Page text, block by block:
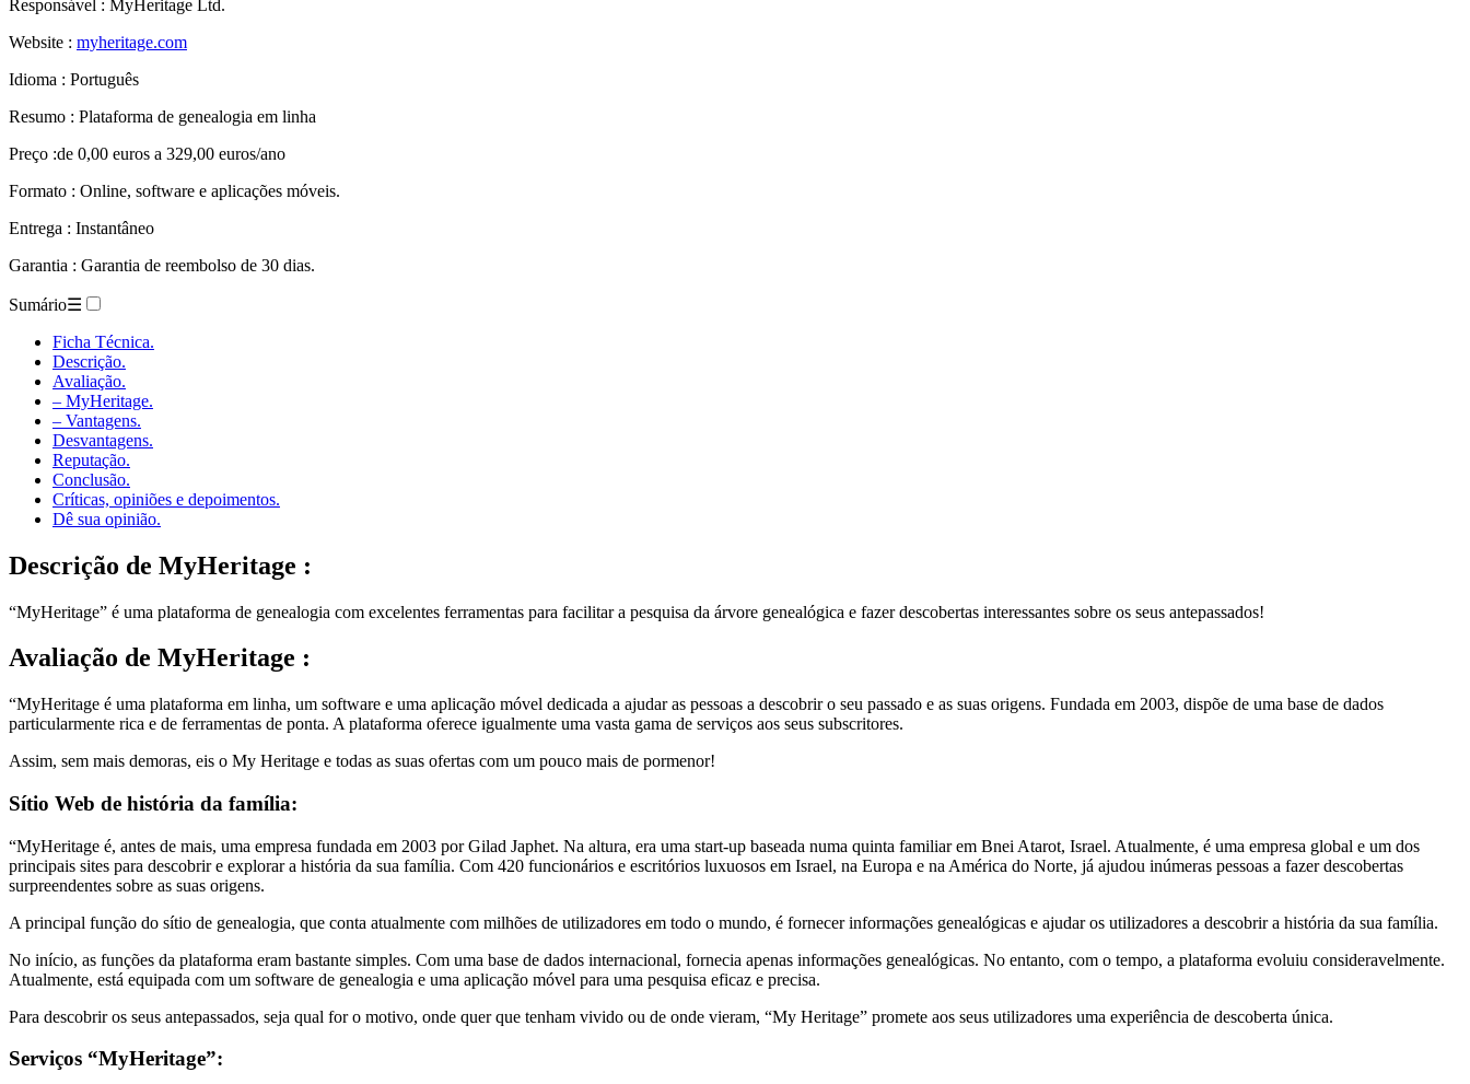
Responsável : MyHeritage Ltd.
Website : myheritage.com
Idioma : Português
Resumo : Plataforma de genealogia em linha
Preço :de 0,00 euros a 329,00 euros/ano
Formato : Online, software e aplicações móveis.
Entrega : Instantâneo
Garantia : Garantia de reembolso de 30 dias.
Sumário☰
Ficha Técnica.
Descrição.
Avaliação.
– MyHeritage.
– Vantagens.
Desvantagens.
Reputação.
Conclusão.
Críticas, opiniões e depoimentos.
Dê sua opinião.
Descrição de MyHeritage :
“MyHeritage” é uma plataforma de genealogia com excelentes ferramentas para facilitar a pesquisa da árvore genealógica e fazer descobertas interessantes sobre os seus antepassados!
Avaliação de MyHeritage :
“MyHeritage é uma plataforma em linha, um software e uma aplicação móvel dedicada a ajudar as pessoas a descobrir o seu passado e as suas origens. Fundada em 2003, dispõe de uma base de dados
particularmente rica e de ferramentas de ponta. A plataforma oferece igualmente uma vasta gama de serviços aos seus subscritores.
Assim, sem mais demoras, eis o My Heritage e todas as suas ofertas com um pouco mais de pormenor!
Sítio Web de história da família:
“MyHeritage é, antes de mais, uma empresa fundada em 2003 por Gilad Japhet. Na altura, era uma start-up baseada numa quinta familiar em Bnei Atarot, Israel. Atualmente, é uma empresa global e um dos
principais sites para descobrir e explorar a história da sua família. Com 420 funcionários e escritórios luxuosos em Israel, na Europa e na América do Norte, já ajudou inúmeras pessoas a fazer descobertas
surpreendentes sobre as suas origens.
A principal função do sítio de genealogia, que conta atualmente com milhões de utilizadores em todo o mundo, é fornecer informações genealógicas e ajudar os utilizadores a descobrir a história da sua família.
No início, as funções da plataforma eram bastante simples. Com uma base de dados internacional, fornecia apenas informações genealógicas. No entanto, com o tempo, a plataforma evoluiu consideravelmente.
Atualmente, está equipada com um software de genealogia e uma aplicação móvel para uma pesquisa eficaz e precisa.
Para descobrir os seus antepassados, seja qual for o motivo, onde quer que tenham vivido ou de onde vieram, “My Heritage” promete aos seus utilizadores uma experiência de descoberta única.
Serviços “MyHeritage”: